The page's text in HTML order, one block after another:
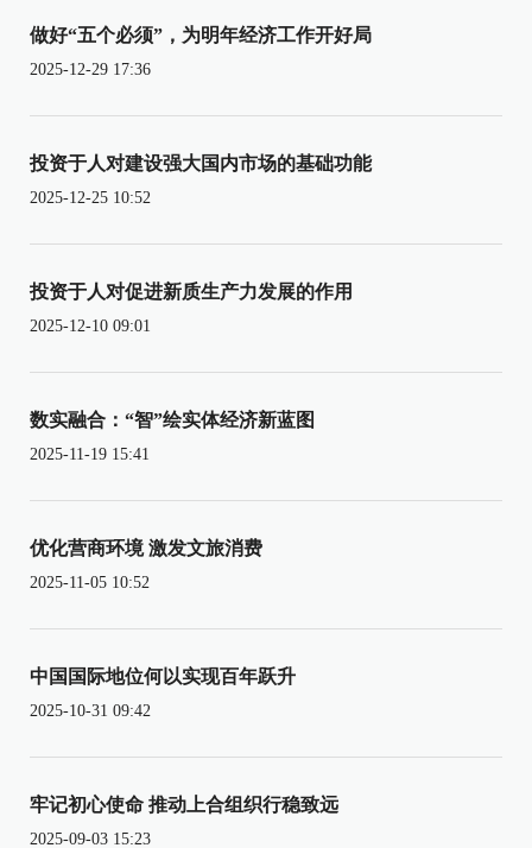
做好“五个必须”，为明年经济工作开好局
2025-12-29 17:36
投资于人对建设强大国内市场的基础功能
2025-12-25 10:52
投资于人对促进新质生产力发展的作用
2025-12-10 09:01
数实融合：“智”绘实体经济新蓝图
2025-11-19 15:41
优化营商环境 激发文旅消费
2025-11-05 10:52
中国国际地位何以实现百年跃升
2025-10-31 09:42
牢记初心使命 推动上合组织行稳致远
2025-09-03 15:23